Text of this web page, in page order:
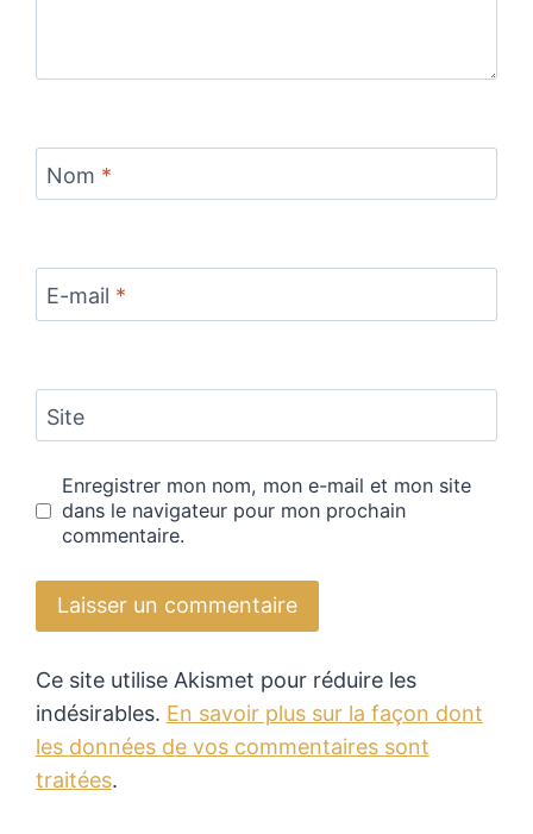
Nom *
E-mail *
Site
Enregistrer mon nom, mon e-mail et mon site
dans le navigateur pour mon prochain
commentaire.
Ce site utilise Akismet pour réduire les
indésirables. En savoir plus sur la façon dont
les données de vos commentaires sont
traitées.